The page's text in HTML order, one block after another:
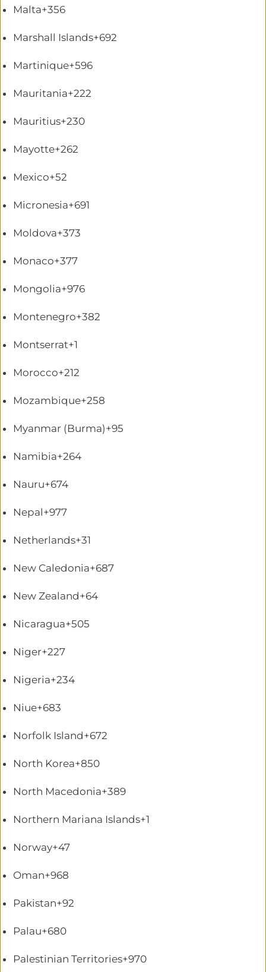
Malta+356
Marshall Islands+692
Martinique+596
Mauritania+222
Mauritius+230
Mayotte+262
Mexico+52
Micronesia+691
Moldova+373
Monaco+377
Mongolia+976
Montenegro+382
Montserrat+1
Morocco+212
Mozambique+258
Myanmar (Burma)+95
Namibia+264
Nauru+674
Nepal+977
Netherlands+31
New Caledonia+687
New Zealand+64
Nicaragua+505
Niger+227
Nigeria+234
Niue+683
Norfolk Island+672
North Korea+850
North Macedonia+389
Northern Mariana Islands+1
Norway+47
Oman+968
Pakistan+92
Palau+680
Palestinian Territories+970